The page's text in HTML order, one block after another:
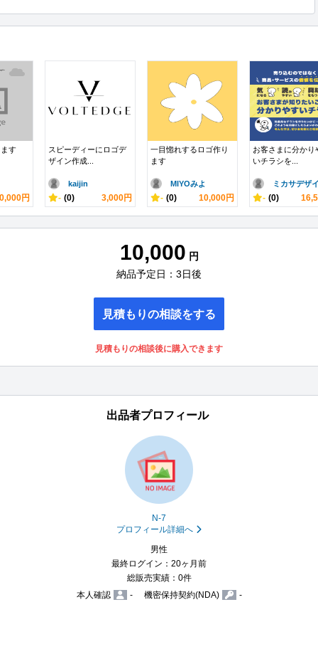
す
円
スピーディーにロゴデ
ザイン作成...
kaijin
- (0) 3,000円
一目惚れするロゴ作り
ます
MIYOみよ
- (0) 10,000円
お客さまに分かり
いチラシを...
ミカサデザ
- (0)
10,000 円
納品予定日：3日後
見積もりの相談をする
見積もりの相談後に購入できます
出品者プロフィール
N-7
プロフィール詳細へ
男性
最終ログイン：20ヶ月前
総販売実績：0件
本人確認
- 機密保持契約(NDA) -